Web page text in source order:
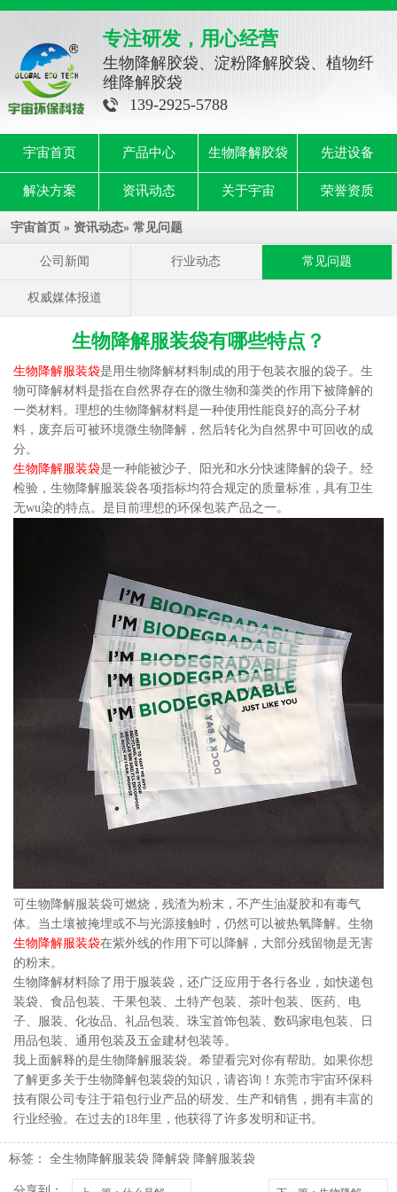
专注研发，用心经营
生物降解胶袋、淀粉降解胶袋、植物纤
维降解胶袋
139-2925-5788
宇宙首页 产品中心 生物降解胶袋 先进设备
解决方案 资讯动态 关于宇宙 荣誉资质
宇宙首页 » 资讯动态» 常见问题
公司新闻 行业动态 常见问题
权威媒体报道
生物降解服装袋有哪些特点？
生物降解服装袋是用生物降解材料制成的用于包装衣服的袋子。生
物可降解材料是指在自然界存在的微生物和藻类的作用下被降解的
一类材料。理想的生物降解材料是一种使用性能良好的高分子材
料，废弃后可被环境微生物降解，然后转化为自然界中可回收的成
分。
生物降解服装袋是一种能被沙子、阳光和水分快速降解的袋子。经
检验，生物降解服装袋各项指标均符合规定的质量标准，具有卫生
无wu染的特点。是目前理想的环保包装产品之一。
可生物降解服装袋可燃烧，残渣为粉末，不产生油凝胶和有毒气
体。当土壤被掩埋或不与光源接触时，仍然可以被热氧降解。生物
生物降解服装袋在紫外线的作用下可以降解，大部分残留物是无害
的粉末。
生物降解材料除了用于服装袋，还广泛应用于各行各业，如快递包
装袋、食品包装、干果包装、土特产包装、茶叶包装、医药、电
子、服装、化妆品、礼品包装、珠宝首饰包装、数码家电包装、日
用品包装、通用包装及五金建材包装等。
我上面解释的是生物降解服装袋。希望看完对你有帮助。如果你想
了解更多关于生物降解包装袋的知识，请咨询！东莞市宇宙环保科
技有限公司专注于箱包行业产品的研发、生产和销售，拥有丰富的
行业经验。在过去的18年里，他获得了许多发明和证书。
标签： 全生物降解服装袋 降解袋 降解服装袋